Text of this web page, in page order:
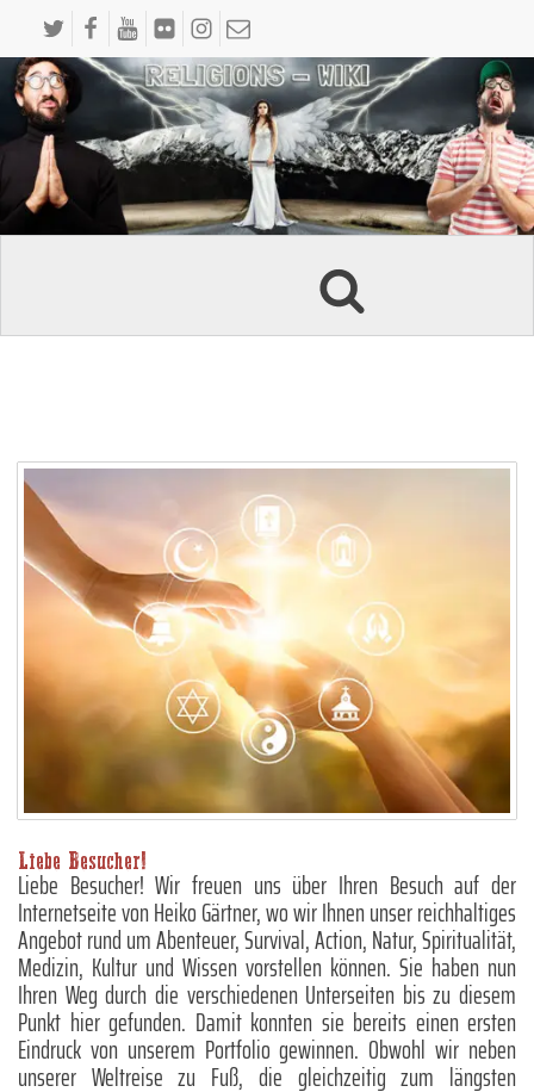
Liebe Besucher!
Liebe Besucher! Wir freuen uns über Ihren Besuch auf der
Internetseite von Heiko Gärtner, wo wir Ihnen unser reichhaltiges
Angebot rund um Abenteuer, Survival, Action, Natur, Spiritualität,
Medizin, Kultur und Wissen vorstellen können. Sie haben nun
Ihren Weg durch die verschiedenen Unterseiten bis zu diesem
Punkt hier gefunden. Damit konnten sie bereits einen ersten
Eindruck von unserem Portfolio gewinnen. Obwohl wir neben
unserer Weltreise zu Fuß, die gleichzeitig zum längsten